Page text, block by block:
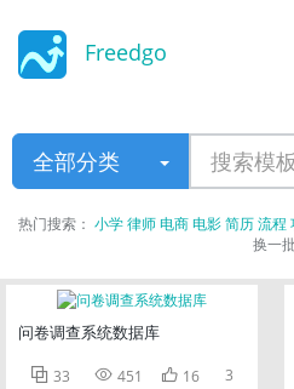
Freedgo
全部分类
热门搜索： 小学律师电商电影简历流程
换一
问卷调查系统数据库
 33  451  16 3